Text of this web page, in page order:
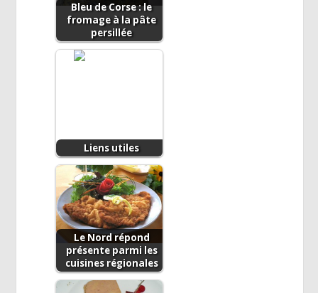
Bleu de Corse : le
fromage à la pâte
persillée
Liens utiles
Le Nord répond
présente parmi les
cuisines régionales